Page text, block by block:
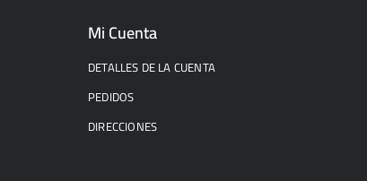
Mi Cuenta
DETALLES DE LA CUENTA
PEDIDOS
DIRECCIONES